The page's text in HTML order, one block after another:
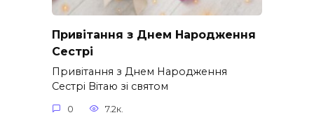
Привітання з Днем Народження
Сестрі
Привітання з Днем Народження
Сестрі Вітаю зі святом
0 7.2к.